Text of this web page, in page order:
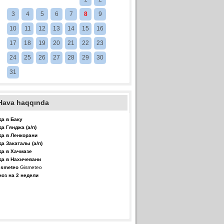
3 4 5 6 7 8 9
10 11 12 13 14 15 16
17 18 19 20 21 22 23
24 25 26 27 28 29 30
31
haqqında
в Баку
Гянджа (а/п)
в Ленкорани
Закаталы (а/п)
в Хачмазе
в Нахичевани
Gismeteo
на 2 недели